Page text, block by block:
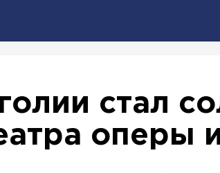
стал
оперы